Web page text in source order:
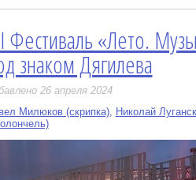
Фестиваль «Лето.
знаком Дягилева
26 апреля 2024
Милюков (скрипка), Николай